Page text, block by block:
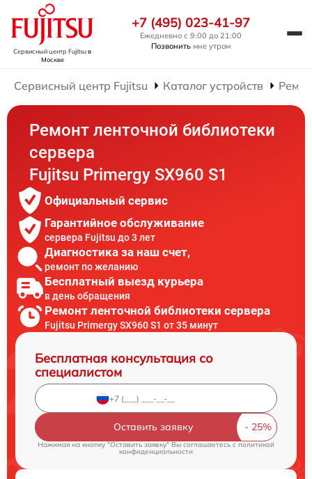
Сервисный центр Fujitsuв
Москве
+7 (495) 023-41-97
Ежедневно с 9:00 до 21:00
Позвонить мне утром
Сервисный центр Fujitsu Каталог устройств
Ремонт ленточной библиотеки
сервера
Fujitsu Primergy SX960 S1
Официальный сервис
Гарантийное обслуживание
сервера Fujitsu до 3 лет
Диагностика за наш счет,
ремонт по желанию
Бесплатный выезд курьера
в день обращения
Ремонт ленточной библиотеки сервера
Fujitsu Primergy SX960 S1 от 35 минут
Бесплатная консультация со
специалистом
Оставить заявку
Нажимая на кнопку "Оставить заявку" Вы соглашаетесь cполитикой
конфиденциальности